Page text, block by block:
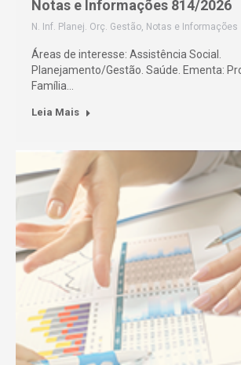
Notas e Informações 814/2026
N. Inf. Planej. Orç. Gestão, Notas e Informações
Áreas de interesse: Assistência Social.
Planejamento/Gestão. Saúde. Ementa:
Família…
Leia Mais